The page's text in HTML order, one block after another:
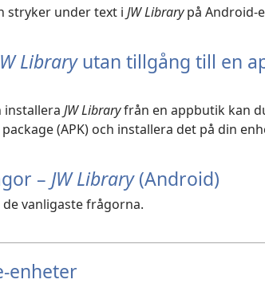
stryker under text i JW Librarypå Android-
Libraryutan tillgång till en
installera JW Libraryfrån en appbutik kan
(APK) och installera det på din
– JW Library(Android)
vanligaste frågorna.
enheter